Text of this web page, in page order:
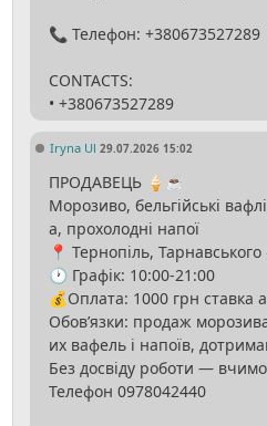
📞 Телефон: +380673527289
CONTACTS:
• +380673527289
Iryna Ul 29.07.2026 15:02
ПРОДАВЕЦЬ 🍦☕
Морозиво, бельгійські
а, прохолодні напої
📍 Тернопіль,
🕐 Графік: 10:00-21:00
💰Оплата: 1000 грн ставка
Обов’язки: продаж
их вафель і напоїв,
Без досвіду роботи — вчимо
Телефон 0978042440